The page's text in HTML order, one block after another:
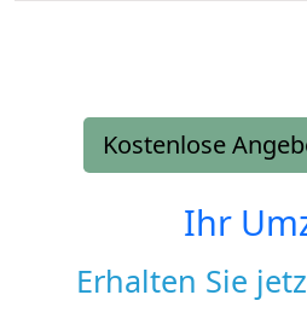
Kostenlose
Ihr
Erhalten Sie